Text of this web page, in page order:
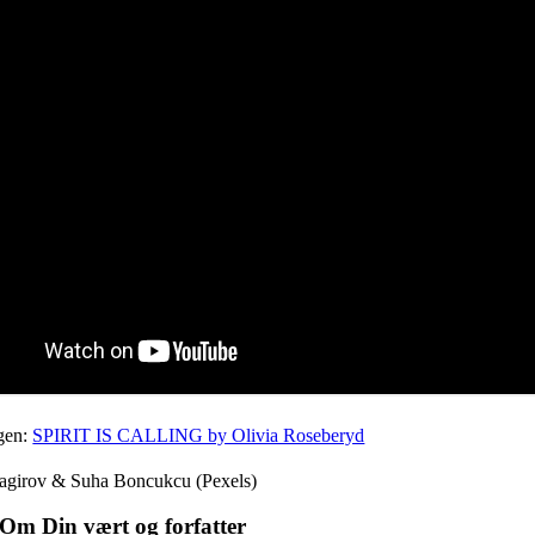
SPIRIT IS CALLING by Olivia Roseberyd
& Suha Boncukcu (Pexels)
Om Din vært og forfatter